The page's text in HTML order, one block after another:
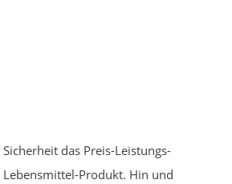
das Preis-Leistungs-
Produkt. Hin und